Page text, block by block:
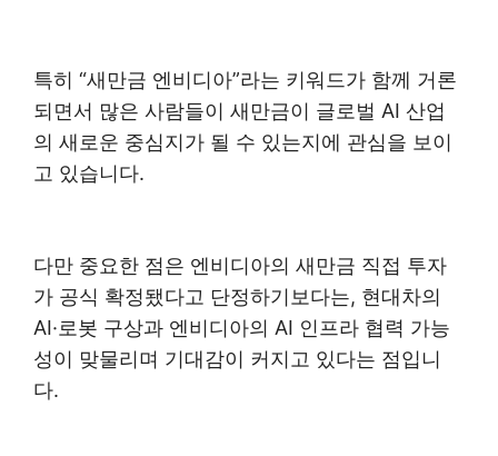
특히 “새만금 엔비디아”라는 키워드가 함께 거론
되면서 많은 사람들이 새만금이 글로벌 AI 산업
의 새로운 중심지가 될 수 있는지에 관심을 보이
고 있습니다.
다만 중요한 점은 엔비디아의 새만금 직접 투자
가 공식 확정됐다고 단정하기보다는, 현대차의
AI·로봇 구상과 엔비디아의 AI 인프라 협력 가능
성이 맞물리며 기대감이 커지고 있다는 점입니
다.